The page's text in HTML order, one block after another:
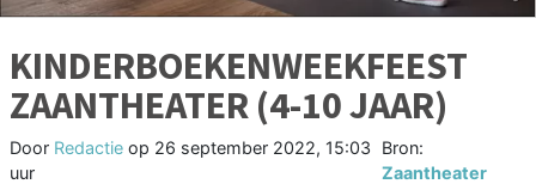
KINDERBOEKENWEEKFEEST
ZAANTHEATER (4-10 JAAR)
Door Redactie op 26 september 2022, 15:03
uur
Bron:
Zaantheater